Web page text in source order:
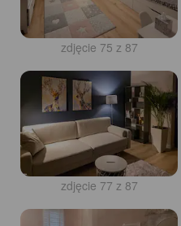
zdjęcie 75 z 87
zdjęcie 77 z 87